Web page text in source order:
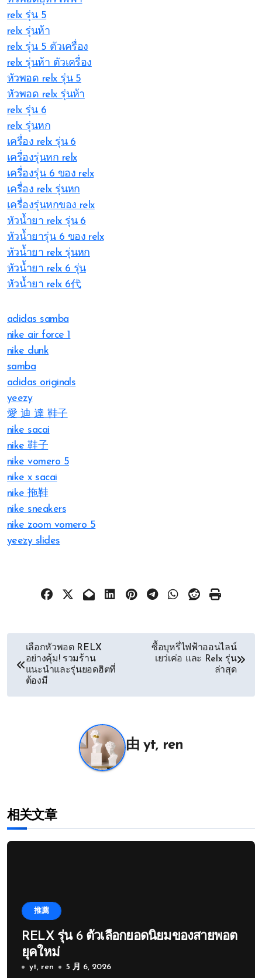
relx รุ่น 5
relx รุ่นห้า
relx รุ่น 5 ตัวเครื่อง
relx รุ่นห้า ตัวเครื่อง
หัวพอด relx รุ่น 5
หัวพอด relx รุ่นห้า
relx รุ่น 6
relx รุ่นหก
เครื่อง relx รุ่น 6
เครื่องรุ่นหก relx
เครื่องรุ่น 6 ของ relx
เครื่อง relx รุ่นหก
เครื่องรุ่นหกของ relx
หัวน้ำยา relx รุ่น 6
หัวน้ำยารุ่น 6 ของ relx
หัวน้ำยา relx รุ่นหก
หัวน้ำยา relx 6 รุ่น
หัวน้ำยา relx 6代
adidas samba
nike air force 1
nike dunk
samba
adidas originals
yeezy
愛 迪 達 鞋子
nike sacai
nike 鞋子
nike vomero 5
nike x sacai
nike 拖鞋
nike sneakers
nike zoom vomero 5
yeezy slides
章
导
เลือกหัวพอต RELX
อย่างคุ้ม! รวมร้าน
แนะนำและรุ่นยอดฮิตที่
ต้องมี
ซื้อบุหรี่ไฟฟ้าออนไลน์
เยว่เค่อ และ Relx รุ่น
ล่าสุด
由yt, ren
相关文章
推薦
RELX รุ่น 6 ตัวเลือกยอดนิยมของสายพอต
ยุคใหม่
yt, ren 5 月 6, 2026